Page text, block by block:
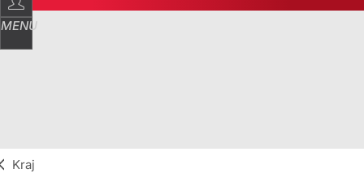
MENU
Kraj